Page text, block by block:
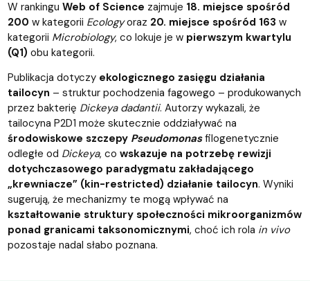
W rankingu Web of Science zajmuje 18. miejsce spośród
200 w kategorii Ecologyoraz 20. miejsce spośród 163 w
kategorii Microbiology, co lokuje je w pierwszym kwartylu
(Q1) obu kategorii.
Publikacja dotyczy ekologicznego zasięgu działania
tailocyn – struktur pochodzenia fagowego – produkowanych
przez bakterię Dickeya dadantii. Autorzy wykazali, że
tailocyna P2D1 może skutecznie oddziaływać na
środowiskowe szczepy Pseudomonasfilogenetycznie
odległe od Dickeya, co wskazuje na potrzebę rewizji
dotychczasowego paradygmatu zakładającego
„krewniacze” (kin-restricted) działanie tailocyn. Wyniki
sugerują, że mechanizmy te mogą wpływać na
kształtowanie struktury społeczności mikroorganizmów
ponad granicami taksonomicznymi, choć ich rola in vivo
pozostaje nadal słabo poznana.